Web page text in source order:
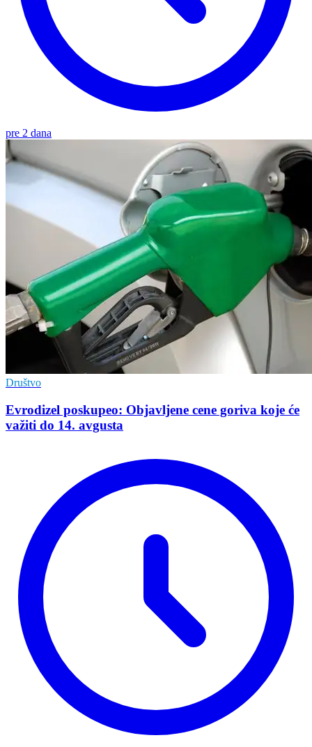
pre 2 dana
Društvo
Evrodizel poskupeo: Objavljene cene goriva koje će
važiti do 14. avgusta